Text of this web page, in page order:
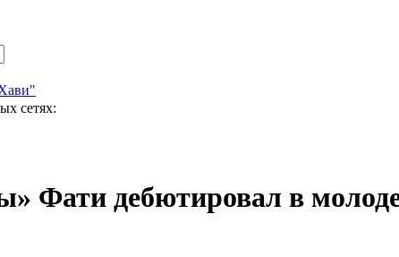
сетях:
Фати дебютировал в